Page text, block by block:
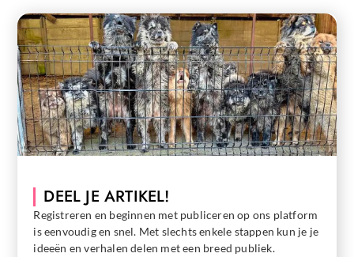
DEEL JE ARTIKEL!
Registreren en beginnen met publiceren op ons platform
is eenvoudig en snel. Met slechts enkele stappen kun je je
ideeën en verhalen delen met een breed publiek.